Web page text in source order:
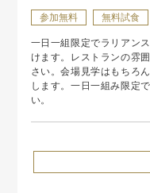
参加無料 無料試食
一日一組限定でラリアン
けます。レストランの雰
さい。会場見学はもちろ
します。一日一組み限定
い。